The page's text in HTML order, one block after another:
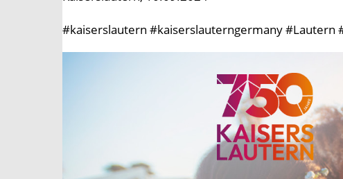
#kaiserslautern #kaiserslauterngermany #Lautern